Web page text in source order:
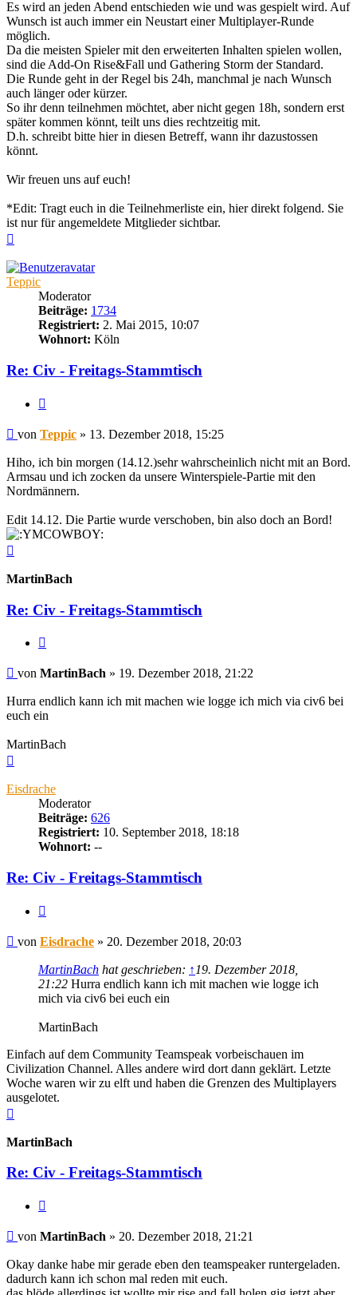
Es wird an jeden Abend entschieden wie und was gespielt wird. Auf
Wunsch ist auch immer ein Neustart einer Multiplayer-Runde
möglich.
Da die meisten Spieler mit den erweiterten Inhalten spielen wollen,
sind die Add-On Rise&Fall und Gathering Storm der Standard.
Die Runde geht in der Regel bis 24h, manchmal je nach Wunsch
auch länger oder kürzer.
So ihr denn teilnehmen möchtet, aber nicht gegen 18h, sondern erst
später kommen könnt, teilt uns dies rechtzeitig mit.
D.h. schreibt bitte hier in diesen Betreff, wann ihr dazustossen
könnt.
Wir freuen uns auf euch!
*Edit: Tragt euch in die Teilnehmerliste ein, hier direkt folgend. Sie
ist nur für angemeldete Mitglieder sichtbar.
Teppic
Moderator
Beiträge: 1734
Registriert: 2. Mai 2015, 10:07
Wohnort: Köln
Re: Civ - Freitags-Stammtisch
Beitrag
von Teppic » 13. Dezember 2018, 15:25
Hiho, ich bin morgen (14.12.)sehr wahrscheinlich nicht mit an Bord.
Armsau und ich zocken da unsere Winterspiele-Partie mit den
Nordmännern.
Edit 14.12. Die Partie wurde verschoben, bin also doch an Bord!
MartinBach
Re: Civ - Freitags-Stammtisch
Beitrag
von MartinBach » 19. Dezember 2018, 21:22
Hurra endlich kann ich mit machen wie logge ich mich via civ6 bei
euch ein
MartinBach
Eisdrache
Moderator
Beiträge: 626
Registriert: 10. September 2018, 18:18
Wohnort: --
Re: Civ - Freitags-Stammtisch
Beitrag
von Eisdrache » 20. Dezember 2018, 20:03
MartinBach hat geschrieben: ↑ 19. Dezember 2018,
21:22 Hurra endlich kann ich mit machen wie logge ich
mich via civ6 bei euch ein
MartinBach
Einfach auf dem Community Teamspeak vorbeischauen im
Civilization Channel. Alles andere wird dort dann geklärt. Letzte
Woche waren wir zu elft und haben die Grenzen des Multiplayers
ausgelotet.
MartinBach
Re: Civ - Freitags-Stammtisch
Beitrag
von MartinBach » 20. Dezember 2018, 21:21
Okay danke habe mir gerade eben den teamspeaker runtergeladen.
dadurch kann ich schon mal reden mit euch.